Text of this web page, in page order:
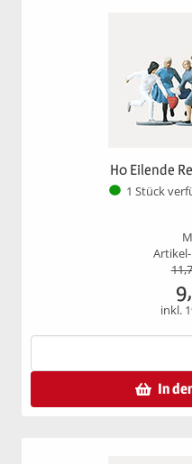
H0 Eilende
1 Stück
Artikel-
inkl.
In